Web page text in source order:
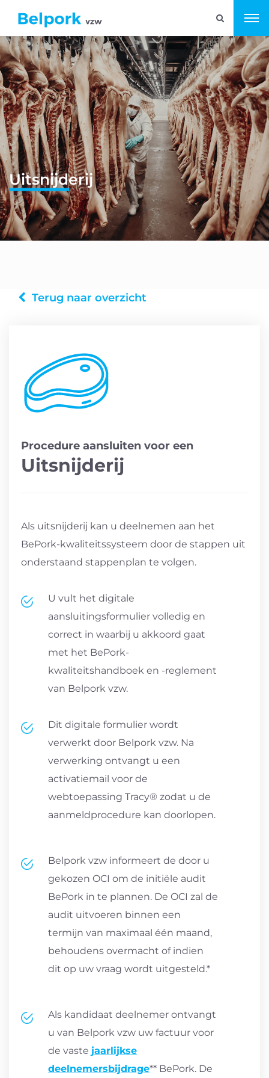
Uitsnijderij
Terug naar overzicht
Procedure aansluiten voor een
Uitsnijderij
Als uitsnijderij kan u deelnemen aan het
BePork-kwaliteitssysteem door de stappen uit
onderstaand stappenplan te volgen.
U vult het digitale
aansluitingsformulier volledig en
correct in waarbij u akkoord gaat
met het BePork-
kwaliteitshandboek en -reglement
van Belpork vzw.
Dit digitale formulier wordt
verwerkt door Belpork vzw. Na
verwerking ontvangt u een
activatiemail voor de
webtoepassing Tracy® zodat u de
aanmeldprocedure kan doorlopen.
Belpork vzw informeert de door u
gekozen OCI om de initiële audit
BePork in te plannen. De OCI zal de
audit uitvoeren binnen een
termijn van maximaal één maand,
behoudens overmacht of indien
dit op uw vraag wordt uitgesteld.*
Als kandidaat deelnemer ontvangt
u van Belpork vzw uw factuur voor
de vaste jaarlijkse
deelnemersbijdrage** BePork. De